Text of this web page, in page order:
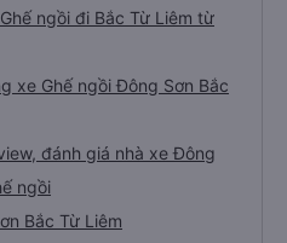
ngồi đi Bắc Từ Liêm từ
xe Ghế ngồi Đông Sơn Bắc
đánh giá nhà xe Đông
ngồi
Bắc Từ Liêm